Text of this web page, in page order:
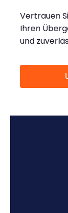
Vertrauen
Ihren
und